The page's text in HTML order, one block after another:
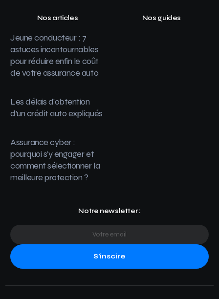
Nos articles
Jeune conducteur : 7
astuces incontournables
pour réduire enfin le coût
de votre assurance auto
Les délais d’obtention
d’un crédit auto expliqués
Assurance cyber :
pourquoi s’y engager et
comment sélectionner la
meilleure protection ?
Nos guides
Notre newsletter :
S'inscire